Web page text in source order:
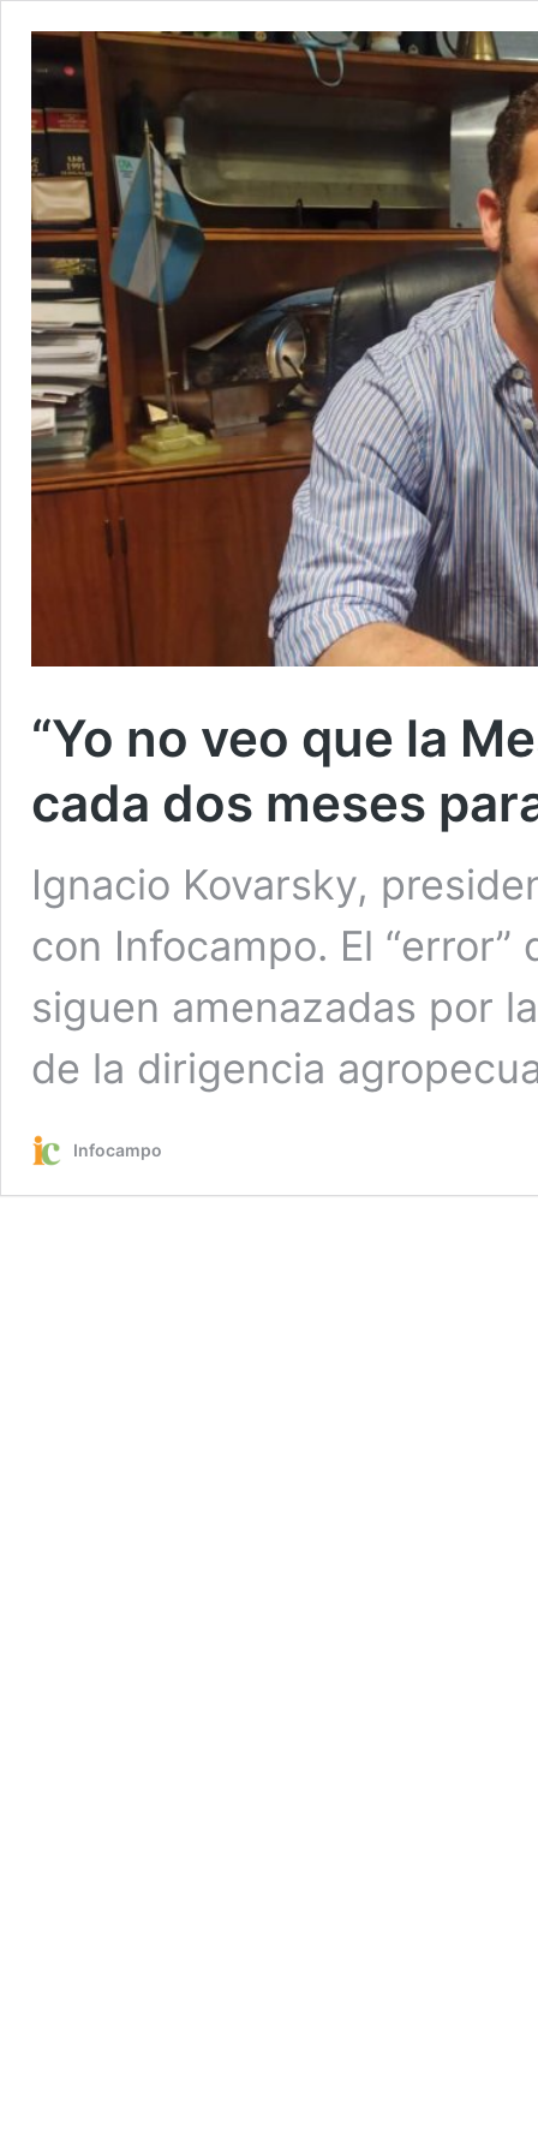
“Yo no veo que la
cada dos meses
Ignacio Kovarsky,
con Infocampo. El
siguen amenazadas por
de la dirigencia
Infocampo